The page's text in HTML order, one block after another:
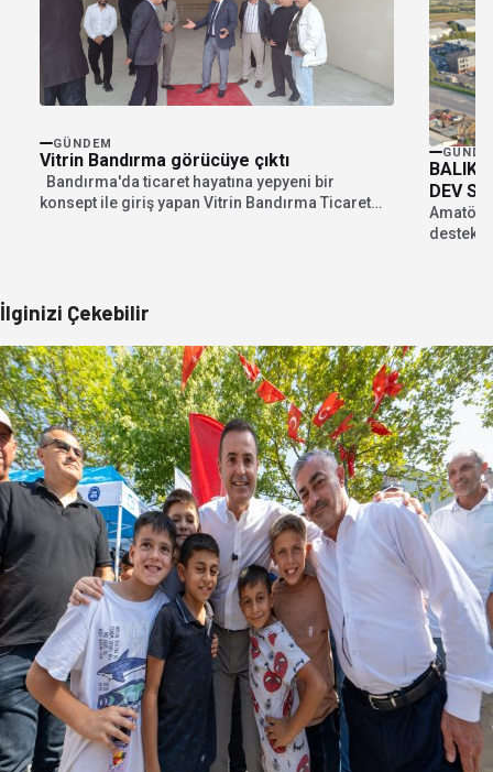
GÜNDEM
Vitrin Bandırma görücüye çıktı
Bandırma'da ticaret hayatına yepyeni bir
konsept ile giriş yapan Vitrin Bandırma Ticaret
DEV
Amatör
destek
İlginizi Çekebilir